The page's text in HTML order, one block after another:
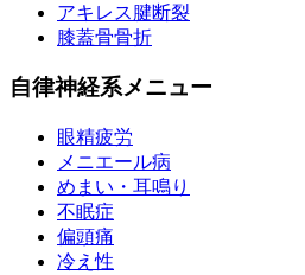
アキレス腱断裂
膝蓋骨骨折
自律神経系メニュー
眼精疲労
メニエール病
めまい・耳鳴り
不眠症
偏頭痛
冷え性